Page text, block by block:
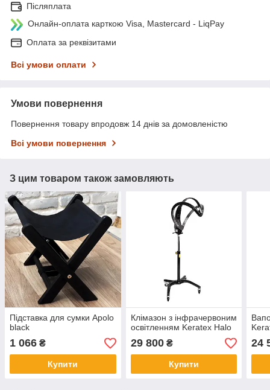
Післяплата
Онлайн-оплата карткою Visa, Mastercard - LiqPay
Оплата за реквізитами
Всі умови оплати
Умови повернення
Повернення товару впродовж 14 днів за домовленістю
Всі умови повернення
З цим товаром також замовляють
Підставка для сумки Apolo
black
1 066 ₴
Купити
Клімазон з інфрачервоним
освітленням Keratex Halo
29 800₴
Купити
24